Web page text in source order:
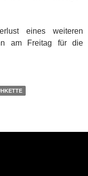
eines weiteren
am Freitag für die